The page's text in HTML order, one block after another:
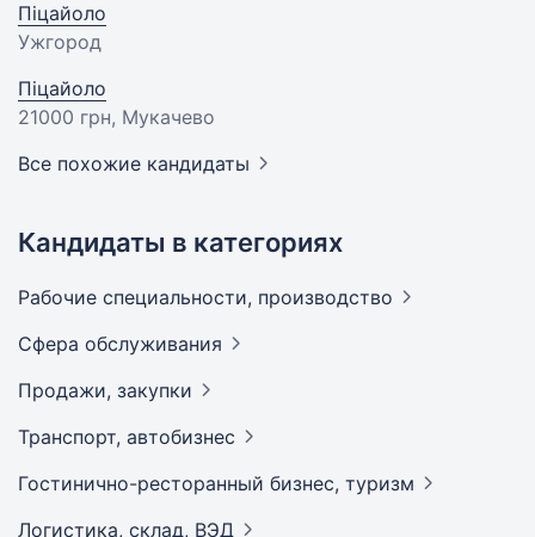
Піцайоло
Ужгород
Піцайоло
21000 грн, Мукачево
Все похожие кандидаты
Кандидаты в категориях
Рабочие специальности, производство
Сфера обслуживания
Продажи, закупки
Транспорт, автобизнес
Гостинично-ресторанный бизнес, туризм
Логистика, склад, ВЭД